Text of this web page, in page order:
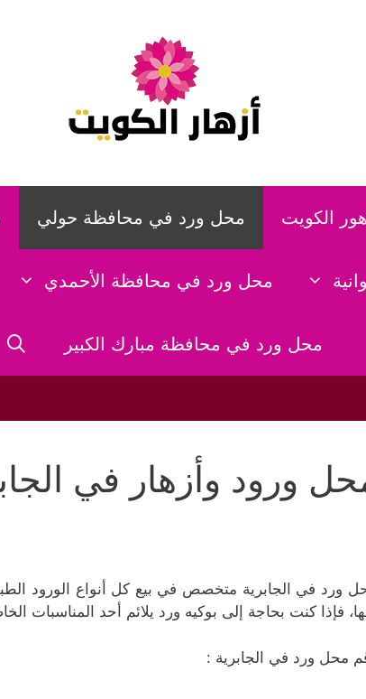
الكويت محل ورد في محافظة حولي
محل ورد في محافظة الأحمدي
محل ورد في محافظة مبارك الكبير
ورود وأزهار في
ورد في الجابرية متخصص في بيع كل أنواع الورود
فإذا كنت بحاجة إلى بوكيه ورد يلائم أحد
محل ورد في الجابرية :